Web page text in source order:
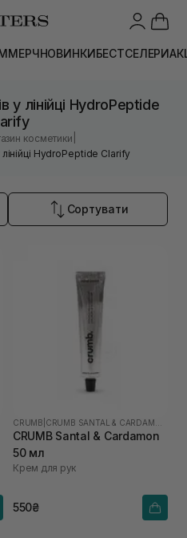
МЕРЧНОВИНКИБЕСТСЕЛЕРИ
у лінійці HydroPeptide
косметики
лінійці HydroPeptide Clarify
Сортувати
CRUMB
CRUMB Santal & Cardamon
50 мл
Крем для рук
550₴